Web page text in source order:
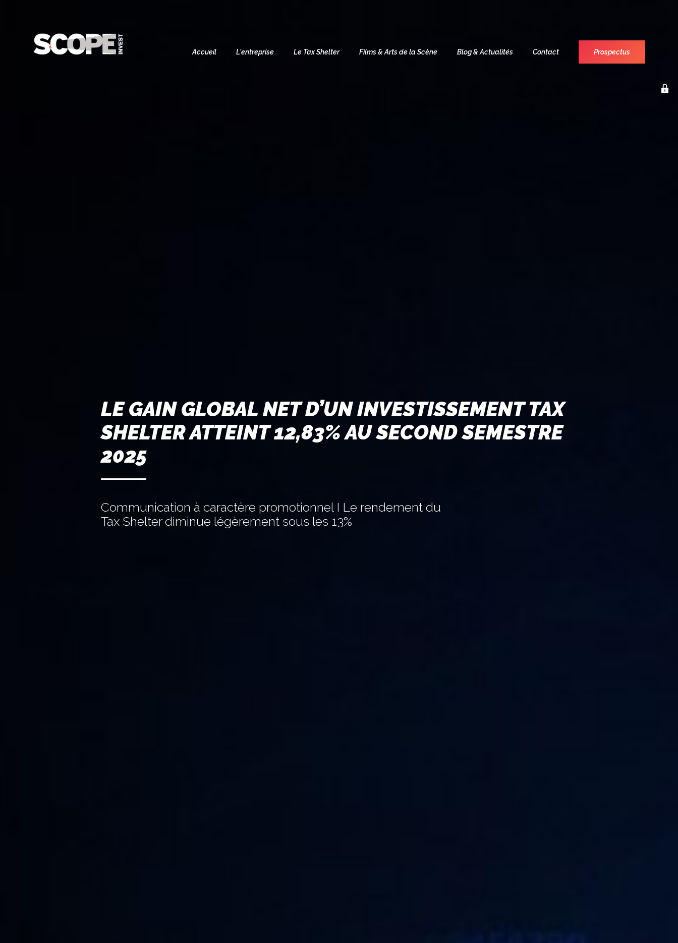
Accueil L'entreprise Le Tax Shelter Films & Arts de la Scène Blog & Actualités Contact Prospectus
LE GAIN GLOBAL NET D’UN INVESTISSEMENT TAX
SHELTER ATTEINT 12,83% AU SECOND SEMESTRE
2025
Communication à caractère promotionnel I Le rendement du
Tax Shelter diminue légèrement sous les 13%